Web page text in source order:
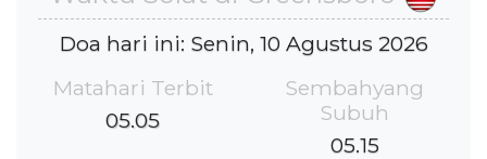
Doa hari ini: Senin, 10 Agustus 2026
Matahari Terbit
05.05
Sembahyang
Subuh
05.15